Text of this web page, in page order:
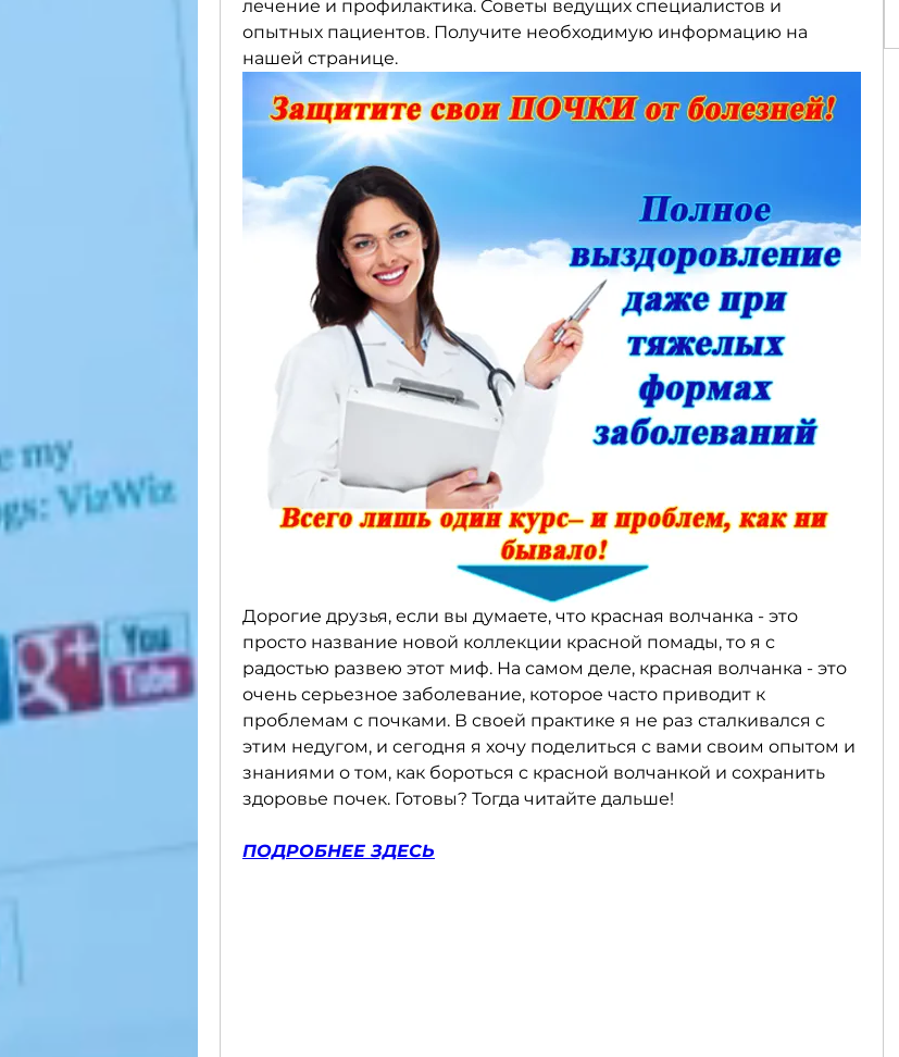
лечение и профилактика. Советы ведущих специалистов и
опытных пациентов. Получите необходимую информацию на
нашей странице.
Дорогие друзья, если вы думаете, что красная волчанка - это
просто название новой коллекции красной помады, то я с
радостью развею этот миф. На самом деле, красная волчанка - это
очень серьезное заболевание, которое часто приводит к
проблемам с почками. В своей практике я не раз сталкивался с
этим недугом, и сегодня я хочу поделиться с вами своим опытом и
знаниями о том, как бороться с красной волчанкой и сохранить
здоровье почек. Готовы? Тогда читайте дальше!
ПОДРОБНЕЕ ЗДЕСЬ